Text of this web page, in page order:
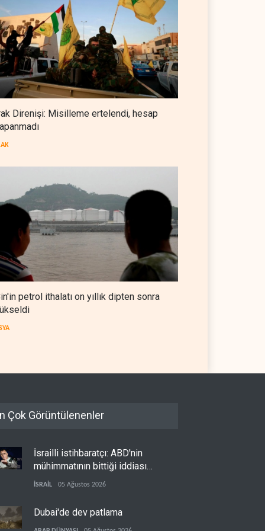
OPEC'ten ayrıldıktan
petrol üretimini rekor
çıkardı
DÜNYASI 07 Ağustos 2026
The Telegraph: Hürmüz
anlaşması, İran’ın savaşı
kazandığını gösteriyor
BATI YARIM KÜRE
Foreign Affairs: ABD
Ortadoğu'dan elini çekmeli
BATI YARIM KÜRE 07 Ağustos 2026
Suudi Arabistan, Türkiye ve
Pakistan ortak savunma
anlaşması imzaladı
ARAP DÜNYASI 07 Ağustos 2026
Direnişi: Misilleme ertelendi, hesap
petrol ithalatı on yıllık dipten sonra
Çok Görüntülenenler
İsrailli istihbaratçı: ABD'nin
mühimmatının bittiği iddiası
bir iç kavga
İSRAİL 05 Ağustos 2026
Dubai'de dev patlama